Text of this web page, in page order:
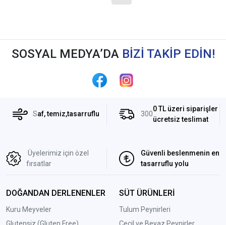
SOSYAL MEDYA’DA BİZİ TAKİP EDİN!
Saf, temiz,tasarruflu 300
0 TL üzeri siparişler
ücretsiz teslimat
Üyelerimiz için özel
fırsatlar
Güvenli beslenmenin en
tasarruflu yolu
DOĞANDAN DERLENENLER
Kuru Meyveler
SÜT ÜRÜNLERİ
Tulum Peynirleri